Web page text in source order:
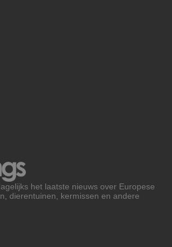
het laatste nieuws over Europese
dierentuinen, kermissen en andere